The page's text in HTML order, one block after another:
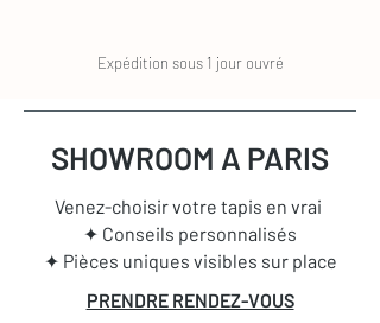
Expédition sous 1 jour ouvré
SHOWROOM A PARIS
Venez-choisir votre tapis en vrai
✦ Conseils personnalisés
✦ Pièces uniques visibles sur place
PRENDRE RENDEZ-VOUS